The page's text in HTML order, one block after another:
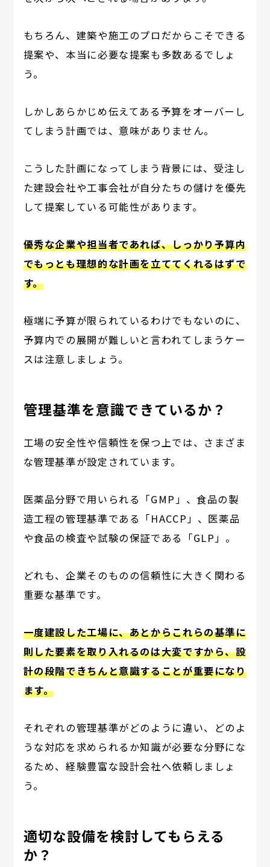
もちろん、建築や施工のプロだからこそできる
提案や、本当に必要な提案も多数あるでしょ
う。
しかしあらかじめ伝えてある予算をオーバーし
てしまう計画では、意味がありません。
こうした計画になってしまう背景には、受注し
た建設会社や工事会社が自分たちの儲けを優先
して提案している可能性があります。
優秀な企業や担当者であれば、しっかり予算内
でもっとも理想的な計画を立ててくれるはずで
す。
極端に予算が限られているわけでもないのに、
予算内での展開が難しいと言われてしまうケー
スは注意しましょう。
管理基準を意識できているか？
工場の安全性や信頼性を保つ上では、さまざま
な管理基準が設定されています。
医薬品分野で用いられる「GMP」、食品の製
造工程の管理基準である「HACCP」、医薬品
や食品の検査や試験の保証である「GLP」。
どれも、企業そのものの信頼性に大きく関わる
重要な基準です。
一度建設した工場に、あとからこれらの基準に
則した要素を取り入れるのは大変ですから、設
計の段階できちんと意識することが重要になり
ます。
それぞれの管理基準がどのように違い、どのよ
うな対応を求められるか知識が必要な分野にな
るため、経験豊富な設計会社へ依頼しましょ
う。
適切な設備を検討してもらえる
か？